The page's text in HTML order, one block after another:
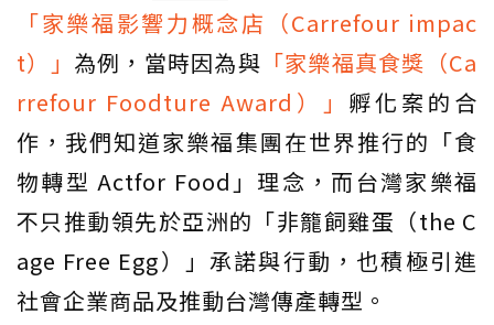
「家樂福影響力概念店（Carrefour impac
t）」 為例，當時因為與 「家樂福真食獎（Ca
rrefour Foodture Award）」 孵化案的合
作，我們知道家樂福集團在世界推行的「食
物轉型 Actfor Food」理念，而台灣家樂福
不只推動領先於亞洲的「非籠飼雞蛋（the C
age Free Egg）」承諾與行動，也積極引進
社會企業商品及推動台灣傳產轉型。